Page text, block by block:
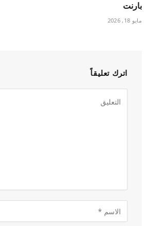
بارنت
مايو 18, 2026
اترك تعليقاً